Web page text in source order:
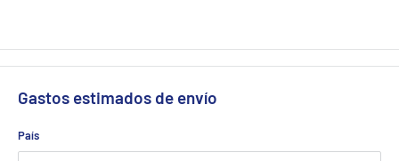
Gastos estimados de envío
País